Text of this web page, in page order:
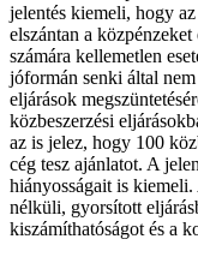
jelentés kiemeli, hogy
elszántan a
számára kellemetlen
jóformán senki által
eljárások
közbeszerzési
az is jelez, hogy 100
cég tesz ajánlatot. A
hiányosságait is
nélküli, gyorsított
kiszámíthatóságot és a